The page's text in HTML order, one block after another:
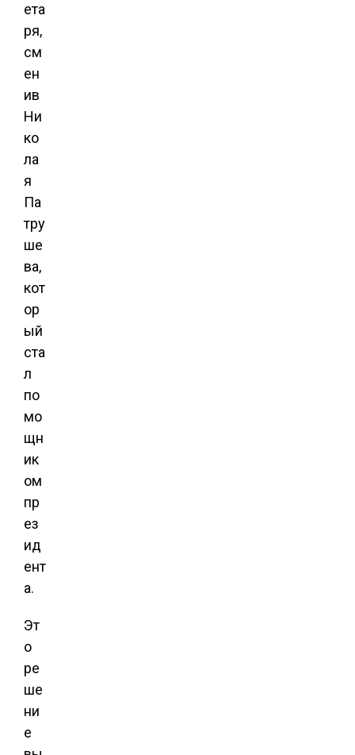
ета
ря,
см
ен
ив
Ни
ко
ла
я
Па
тру
ше
ва,
кот
ор
ый
ста
л
по
мо
щн
ик
ом
пр
ез
ид
ент
а.
Эт
о
ре
ше
ни
е